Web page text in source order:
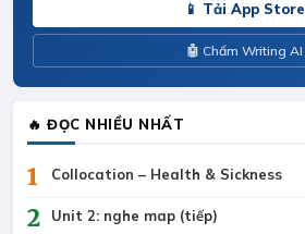
📱 Tải App Store
🤖 Chấm Writing AI
🔥 ĐỌC NHIỀU NHẤT
1 Collocation – Health & Sickness
2 Unit 2: nghe map (tiếp)